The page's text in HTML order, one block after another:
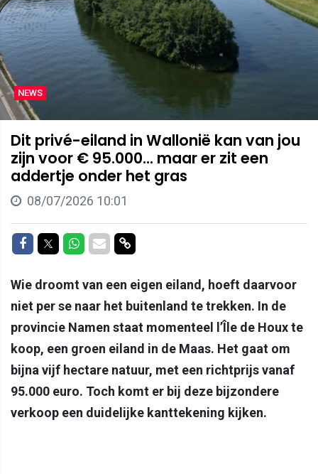
NEWS
Dit privé-eiland in Wallonië kan van jou
zijn voor € 95.000... maar er zit een
addertje onder het gras
08/07/2026 10:01
Delen op Facebook
Delen op Twitter
Delen op Whatsapp
Delen via Mail
Delen via link
Wie droomt van een eigen eiland, hoeft daarvoor
niet per se naar het buitenland te trekken. In de
provincie Namen staat momenteel l’Île de Houx te
koop, een groen eiland in de Maas. Het gaat om
bijna vijf hectare natuur, met een richtprijs vanaf
95.000 euro. Toch komt er bij deze bijzondere
verkoop een duidelijke kanttekening kijken.